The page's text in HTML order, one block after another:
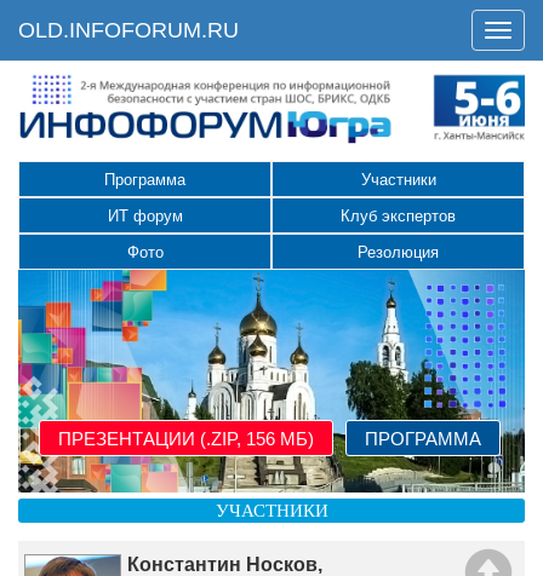
Меню
OLD.INFOFORUM.RU
Программа
Участники
ИТ форум
Клуб экспертов
Фото
Резолюция
ПРОГРАММА
ПРЕЗЕНТАЦИИ (.ZIP, 156 МБ)
УЧАСТНИКИ
Fang Binxing,
Chairman of Cloud Security Association (CSA) of
China
Борис Мирошников,
сопредседатель Оргкомитета Инфофорума,
вице-президент ГК Цитадель
Дмитрий Фролов,
директор Департамента информационной
безопасности ФГУП "РТРС"
Тимур Аитов,
член Комитета ТПП РФ по финансовым
рынкам и кредитным организациям
Константин Носков,